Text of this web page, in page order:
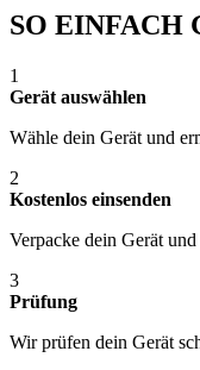
SO EINFACH
1
Gerät auswählen
Wähle dein Gerät und
2
Kostenlos einsenden
Verpacke dein Gerät und
3
Prüfung
Wir prüfen dein Gerät